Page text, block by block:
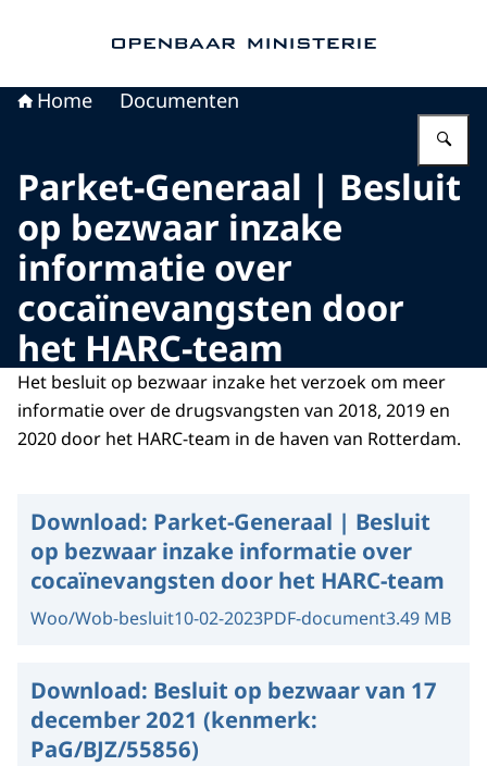
Home Documenten
Parket-Generaal | Besluit
op bezwaar inzake
informatie over
cocaïnevangsten door
het HARC-team
Het besluit op bezwaar inzake het verzoek om meer
informatie over de drugsvangsten van 2018, 2019 en
2020 door het HARC-team in de haven van Rotterdam.
Download: Parket-Generaal | Besluit
op bezwaar inzake informatie over
cocaïnevangsten door het HARC-team
Woo/Wob-besluit10-02-2023PDF-document3.49 MB
Download: Besluit op bezwaar van 17
december 2021 (kenmerk:
PaG/BJZ/55856)